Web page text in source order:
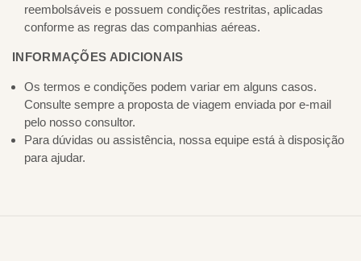
reembolsáveis e possuem condições restritas, aplicadas
conforme as regras das companhias aéreas.
INFORMAÇÕES ADICIONAIS
Os termos e condições podem variar em alguns casos.
Consulte sempre a proposta de viagem enviada por e-mail
pelo nosso consultor.
Para dúvidas ou assistência, nossa equipe está à disposição
para ajudar.